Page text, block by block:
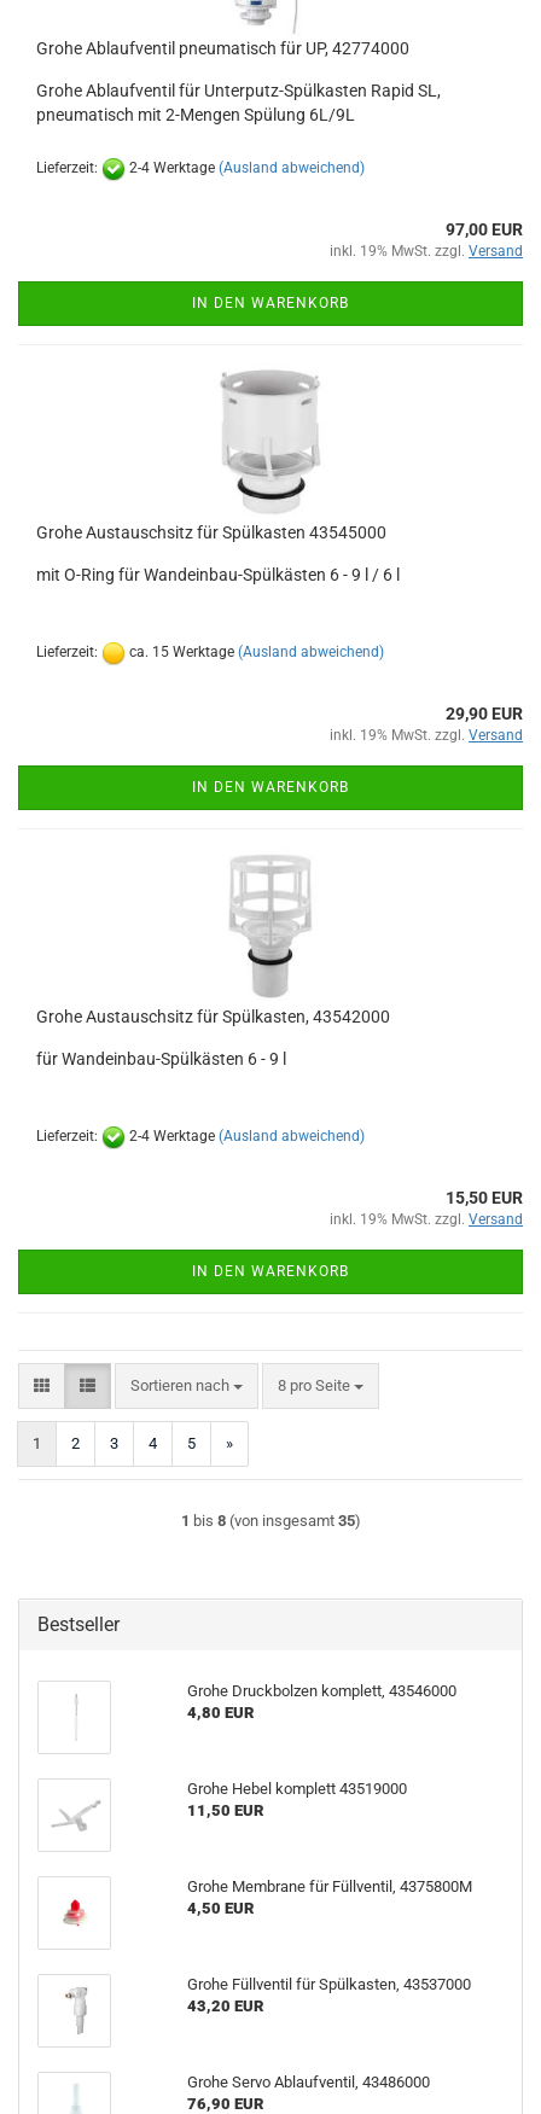
Grohe Ablaufventil pneumatisch für UP, 42774000
Grohe Ablaufventil für Unterputz-Spülkasten Rapid SL,
pneumatisch mit 2-Mengen Spülung 6L/9L
Lieferzeit: 2-4 Werktage (Ausland abweichend)
97,00 EUR
inkl. 19% MwSt. zzgl. Versand
IN DEN WARENKORB
Grohe Austauschsitz für Spülkasten 43545000
mit O-Ring für Wandeinbau-Spülkästen 6 - 9 l / 6 l
Lieferzeit: ca. 15 Werktage (Ausland abweichend)
29,90 EUR
inkl. 19% MwSt. zzgl. Versand
IN DEN WARENKORB
Grohe Austauschsitz für Spülkasten, 43542000
für Wandeinbau-Spülkästen 6 - 9 l
Lieferzeit: 2-4 Werktage (Ausland abweichend)
15,50 EUR
inkl. 19% MwSt. zzgl. Versand
IN DEN WARENKORB
Sortieren nach
Sortieren nach 8 pro Seite
pro Seite
1 2 3 4 5 »
1 bis 8(von insgesamt 35)
Bestseller
Grohe Druckbolzen komplett, 43546000
4,80 EUR
Grohe Hebel komplett 43519000
11,50 EUR
Grohe Membrane für Füllventil, 4375800M
4,50 EUR
Grohe Füllventil für Spülkasten, 43537000
43,20 EUR
Grohe Servo Ablaufventil, 43486000
76,90 EUR